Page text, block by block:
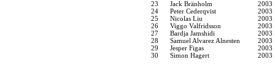
23
Jack Bränholm
2003
24
Peter Cederqvist
2003
25
Nicolas Liu
2003
26
Viggo Valfridsson
2003
27
Bardja Jamshidi
2003
28
Samuel Alvarez Alnesten
2003
29
Jesper Figas
2003
30
Simon Hagert 2003